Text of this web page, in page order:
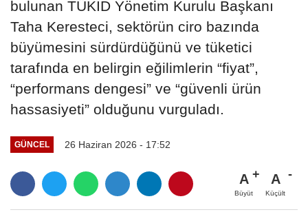
bulunan TÜKİD Yönetim Kurulu Başkanı
Taha Keresteci, sektörün ciro bazında
büyümesini sürdürdüğünü ve tüketici
tarafında en belirgin eğilimlerin “fiyat”,
“performans dengesi” ve “güvenli ürün
hassasiyeti” olduğunu vurguladı.
GÜNCEL 26 Haziran 2026 - 17:52
A
Büyüt
A
Küçült